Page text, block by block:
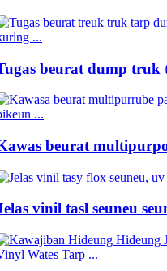
beurat dump truk
beurat
vinil tasl seuneu